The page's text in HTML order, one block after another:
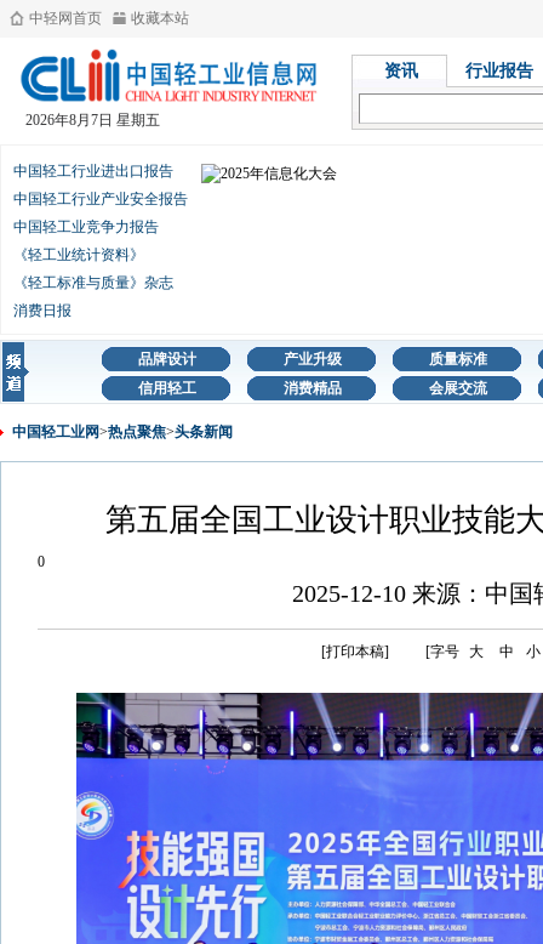
中轻网首页 收藏本站
2026年8月7日 星期五
资讯 行业报告
中国轻工行业进出口报告
中国轻工行业产业安全报告
中国轻工业竞争力报告
《轻工业统计资料》
《轻工标准与质量》杂志
消费日报
品牌设计 产业升级
质量标准
信用轻工
消费精品 会展交流
中国轻工业网>热点聚焦>头条新闻
第五届全国工业设计职业技能
0
2025-12-10 来源：中国
[打印本稿] [字号 大 中 小